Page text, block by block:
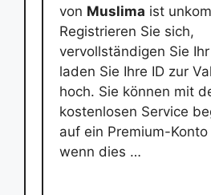
von Muslima ist
Registrieren Sie sich,
vervollständigen Sie
laden Sie Ihre ID zur
hoch. Sie können mit
kostenlosen Service
auf ein Premium-
wenn dies …